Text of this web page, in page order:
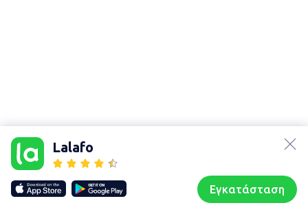
Lalafo
Εγκατάσταση
Our websites
lalafo.kg
lalafo.rs
lalafo.pl
Sitemap
τοποθεσίας
Συζητήσεις Προφίλ